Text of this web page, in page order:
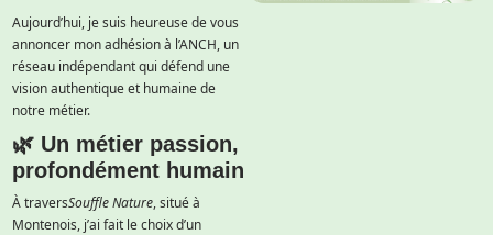
Aujourd’hui, je suis heureuse de vous
annoncer mon adhésion à l’ANCH, un
réseau indépendant qui défend une
vision authentique et humaine de
notre métier.
🌿 Un métier passion,
profondément humain
À traversSouffle Nature, situé à
Montenois, j’ai fait le choix d’un